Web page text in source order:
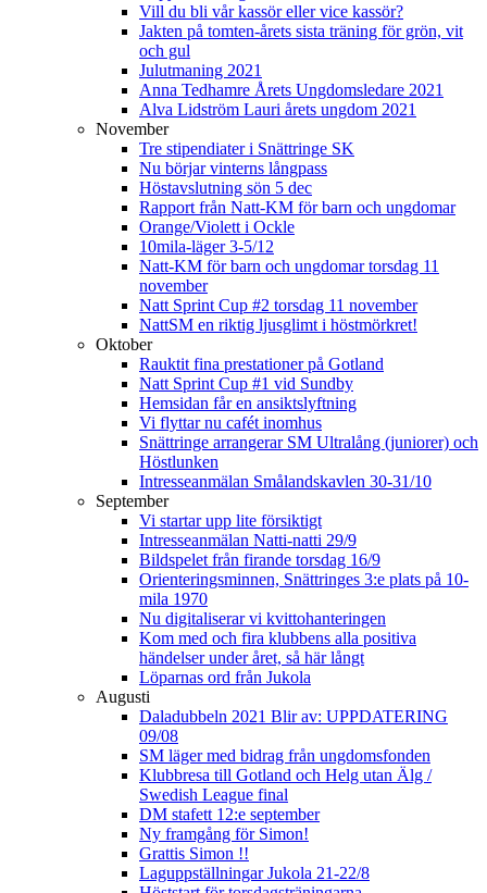
Vill du bli vår kassör eller vice kassör?
Jakten på tomten-årets sista träning för grön, vit
och gul
Julutmaning 2021
Anna Tedhamre Årets Ungdomsledare 2021
Alva Lidström Lauri årets ungdom 2021
November
Tre stipendiater i Snättringe SK
Nu börjar vinterns långpass
Höstavslutning sön 5 dec
Rapport från Natt-KM för barn och ungdomar
Orange/Violett i Ockle
10mila-läger 3-5/12
Natt-KM för barn och ungdomar torsdag 11
november
Natt Sprint Cup #2 torsdag 11 november
NattSM en riktig ljusglimt i höstmörkret!
Oktober
Rauktit fina prestationer på Gotland
Natt Sprint Cup #1 vid Sundby
Hemsidan får en ansiktslyftning
Vi flyttar nu cafét inomhus
Snättringe arrangerar SM Ultralång (juniorer) och
Höstlunken
Intresseanmälan Smålandskavlen 30-31/10
September
Vi startar upp lite försiktigt
Intresseanmälan Natti-natti 29/9
Bildspelet från firande torsdag 16/9
Orienteringsminnen, Snättringes 3:e plats på 10-
mila 1970
Nu digitaliserar vi kvittohanteringen
Kom med och fira klubbens alla positiva
händelser under året, så här långt
Löparnas ord från Jukola
Augusti
Daladubbeln 2021 Blir av: UPPDATERING
09/08
SM läger med bidrag från ungdomsfonden
Klubbresa till Gotland och Helg utan Älg /
Swedish League final
DM stafett 12:e september
Ny framgång för Simon!
Grattis Simon !!
Laguppställningar Jukola 21-22/8